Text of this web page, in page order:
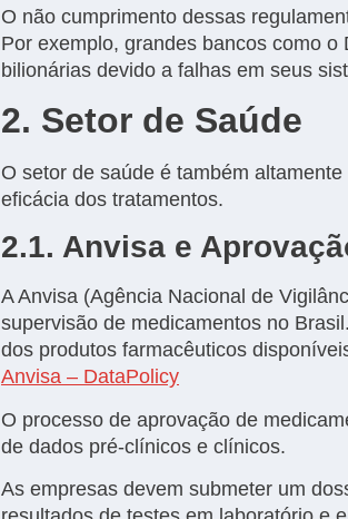
O não cumprimento dessas
Por exemplo, grandes bancos como
bilionárias devido a falhas em seus
2. Setor de Saúde
O setor de saúde é também
eficácia dos tratamentos.
2.1. Anvisa e
A Anvisa (Agência Nacional de
supervisão de medicamentos no
dos produtos farmacêuticos
Anvisa – DataPolicy
O processo de aprovação de
de dados pré-clínicos e clínicos.
As empresas devem submeter um